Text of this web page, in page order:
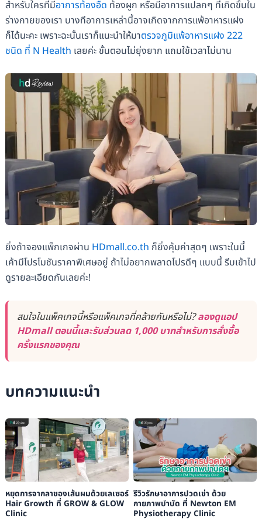
สำหรับใครที่มีอาการท้องอืด ท้องผูก หรือมีอาการแปลกๆ ที่เกิดขึ้นใน
ร่างกายของเรา บางทีอาการเหล่านี้อาจเกิดจากการแพ้อาหารแฝง
ก็ได้นะคะ เพราะฉะนั้นเราก็แนะนำให้มาตรวจภูมิแพ้อาหารแฝง 222
ชนิด ที่ N Health เลยค่ะ ขั้นตอนไม่ยุ่งยาก แถมใช้เวลาไม่นาน
ยิ่งถ้าจองแพ็กเกจผ่าน HDmall.co.th ก็ยิ่งคุ้มค่าสุดๆ เพราะในนี้
เค้ามีโปรโมชันราคาพิเศษอยู่ ถ้าไม่อยากพลาดโปรดีๆ แบบนี้ รีบเข้าไป
ดูรายละเอียดกันเลยค่ะ!
สนใจในแพ็คเกจนี้หรือแพ็คเกจที่คล้ายกันหรือไม่?ลองดูแอป
HDmall ตอนนี้และรับส่วนลด 1,000 บาทสำหรับการสั่งซื้อ
ครั้งแรกของคุณ
บทความแนะนำ
หยุดการจากลาของเส้นผมด้วยเลเซอร์
Hair Growth ที่ GROW & GLOW
Clinic
รีวิวรักษาอาการปวดเข่า ด้วย
กายภาพบำบัด ที่ Newton EM
Physiotherapy Clinic